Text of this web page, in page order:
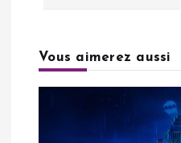
g
Vous aimerez aussi